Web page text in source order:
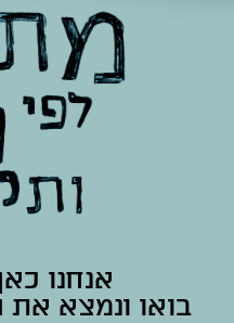
אנחנו
בואו ונמצא